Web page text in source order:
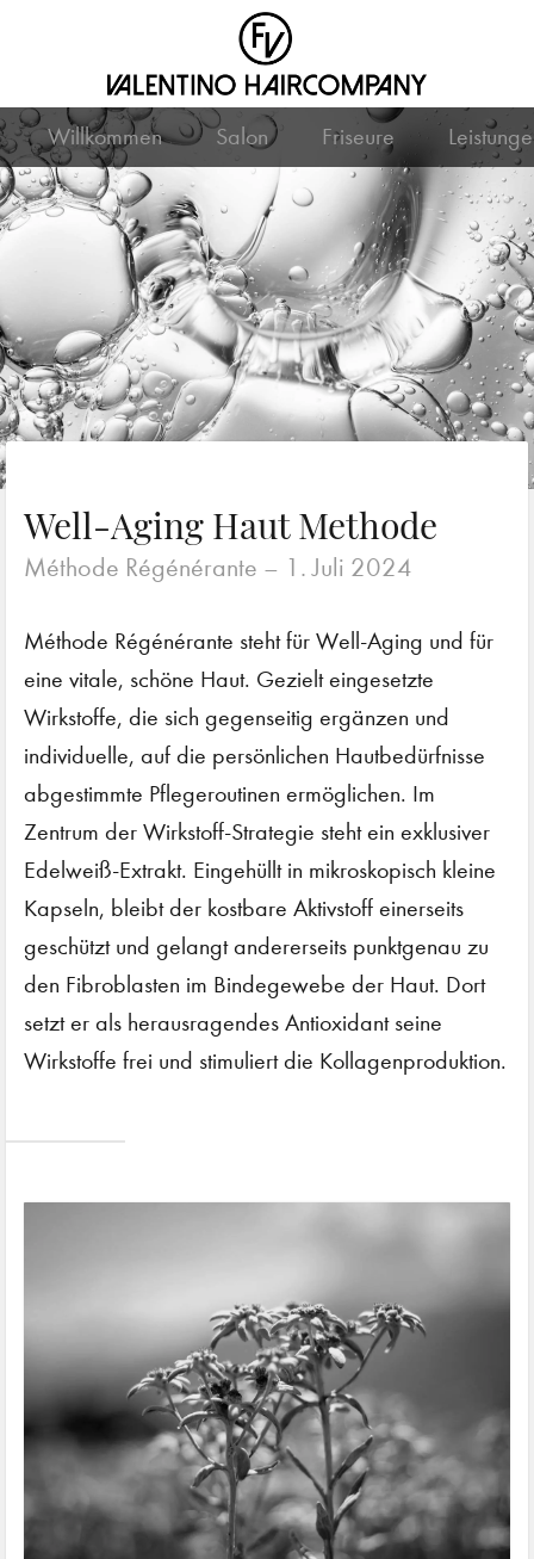
Willkommen Salon Friseure
Well-Aging Haut Methode
Méthode Régénérante – 1. Juli 2024
Méthode Régénérante steht für Well-Aging und für
eine vitale, schöne Haut. Gezielt eingesetzte
Wirkstoffe, die sich gegenseitig ergänzen und
individuelle, auf die persönlichen Hautbedürfnisse
abgestimmte Pflegeroutinen ermöglichen. Im
Zentrum der Wirkstoff-Strategie steht ein exklusiver
Edelweiß-Extrakt. Eingehüllt in mikroskopisch kleine
Kapseln, bleibt der kostbare Aktivstoff einerseits
geschützt und gelangt andererseits punktgenau zu
den Fibroblasten im Bindegewebe der Haut. Dort
setzt er als herausragendes Antioxidant seine
Wirkstoffe frei und stimuliert die Kollagenproduktion.